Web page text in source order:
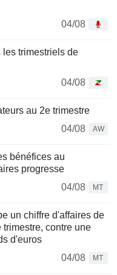
04/08
les trimestriels de
04/08
au 2e trimestre
04/08
AW
bénéfices au
progresse
04/08
MT
un chiffre d'affaires de
contre une
d'euros
04/08
MT